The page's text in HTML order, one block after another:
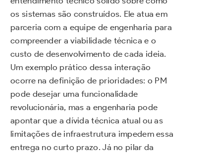
os sistemas são construídos. Ele atua em
parceria com a equipe de engenharia para
compreender a viabilidade técnica e o
custo de desenvolvimento de cada ideia.
Um exemplo prático dessa interação
ocorre na definição de prioridades: o PM
pode desejar uma funcionalidade
revolucionária, mas a engenharia pode
apontar que a dívida técnica atual ou as
limitações de infraestrutura impedem essa
entrega no curto prazo. Já no pilar da